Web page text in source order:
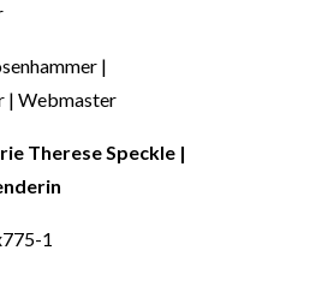
|
| Webmaster
Therese Speckle |